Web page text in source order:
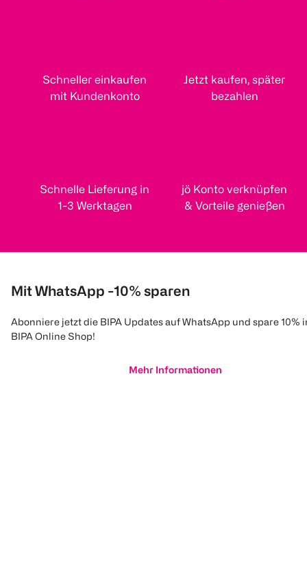
Schneller einkaufen
mit Kundenkonto
Jetzt kaufen, später
bezahlen
Schnelle Lieferung in
1-3 Werktagen
jö Konto verknüpfen
& Vorteile genießen
Mit WhatsApp -10% sparen
Abonniere jetzt die BIPA Updates auf WhatsApp und spare 10%
BIPA Online Shop!
Mehr Informationen